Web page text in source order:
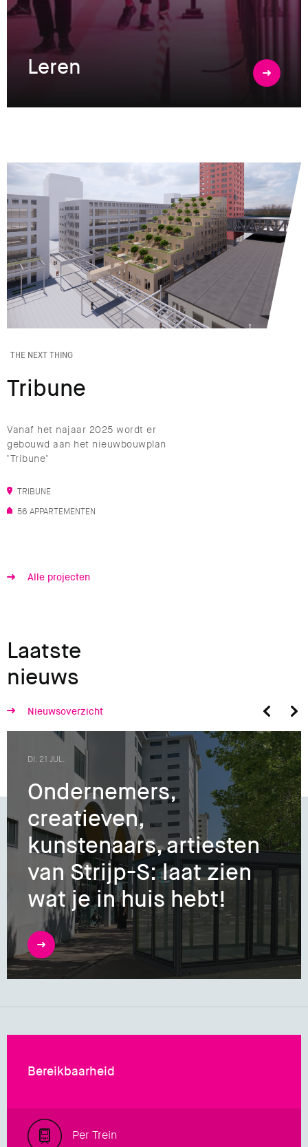
Leren
THE NEXT THING
Tribune
Vanaf het najaar 2025 wordt er
gebouwd aan het nieuwbouwplan
‘Tribune’
TRIBUNE
56 APPARTEMENTEN
Alle projecten
Laatste
nieuws
Nieuwsoverzicht
DI. 21 JUL.
Ondernemers,
creatieven,
kunstenaars, artiesten
van Strijp-S: laat zien
wat je in huis hebt!
Bereikbaarheid
Per Trein